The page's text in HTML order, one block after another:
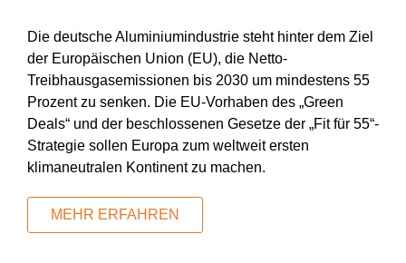
Die deutsche Aluminiumindustrie steht hinter dem Ziel
der Europäischen Union (EU), die Netto-
Treibhausgasemissionen bis 2030 um mindestens 55
Prozent zu senken. Die EU-Vorhaben des „Green
Deals“ und der beschlossenen Gesetze der „Fit für 55“-
Strategie sollen Europa zum weltweit ersten
klimaneutralen Kontinent zu machen.
MEHR ERFAHREN